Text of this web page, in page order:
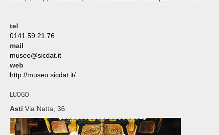
tel
0141.59.21.76
mail
museo@sicdat.it
web
http://museo.sicdat.it/
LUOGO
Asti Via Natta, 36